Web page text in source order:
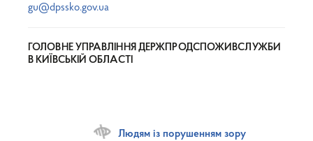
gu@dpssko.gov.ua
ГОЛОВНЕ УПРАВЛІННЯ ДЕРЖПРОДСПОЖИВСЛУЖБИ
В КИЇВСЬКІЙ ОБЛАСТІ
Людям із порушенням зору